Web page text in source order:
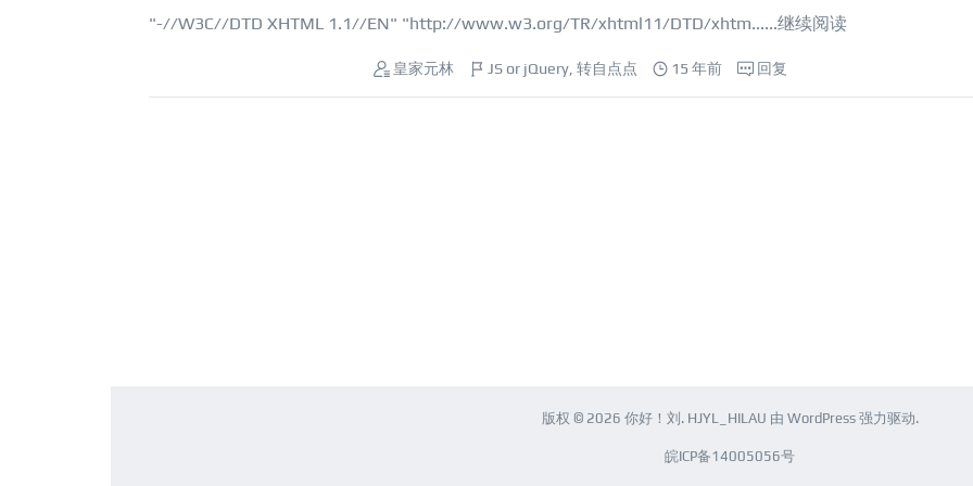
"-//W3C//DTD XHTML 1.1//EN" "http://www.w3.org/TR/xhtml11/DTD/xhtm......继续阅读
皇家元林 JS or jQuery 转自点点 15 年前 回复
版权 © 2026 你好！刘 . HJYL_HILAU 由 WordPress强力驱动.
皖ICP备14005056号